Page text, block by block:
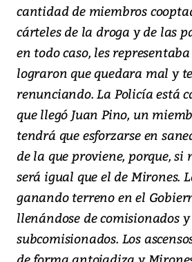
cantidad de miembros
cárteles de la droga y de las
en todo caso, les
lograron que quedara mal y
renunciando. La Policía está
que llegó Juan Pino, un
tendrá que esforzarse en
de la que proviene, porque, si
será igual que el de Mirones.
ganando terreno en el
llenándose de comisionados y
subcomisionados. Los